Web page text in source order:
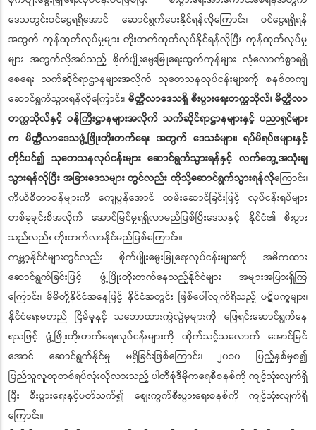
ဒေသတွင်းဝင်ငွေရရှိအောင် ဆောင်ရွက်ပေးနိုင်ရန်လိုကြောင်း၊ ဝင်ငွေရရှိရန်
အတွက် ကုန်ထုတ်လုပ်မှုများ တိုးတက်ထုတ်လုပ်နိုင်ရန်လိုပြီး ကုန်ထုတ်လုပ်မှု
များ အတွက်လိုအပ်သည့် စိုက်ပျိုးမွေးမြူရေးထွက်ကုန်များ လုံလောက်စွာရရှိ
စေရေး သက်ဆိုင်ရာဌာနများအလိုက် သုတေသနလုပ်ငန်းများကို စနစ်တကျ
ဆောင်ရွက်သွားရန်လိုကြောင်း၊ မိတ္ထီလာဒေသရှိ စီးပွားရေးတက္ကသိုလ်၊ မိတ္ထီလာ
တက္ကသိုလ်နှင့် ဝန်ကြီးဌာနများအလိုက် သက်ဆိုင်ရာဌာနများနှင့် ပညာရှင်များ
က မိတ္ထီလာဒေသဖွံ့ဖြိုးတိုးတက်ရေး အတွက် ဒေသခံများ၊ ရပ်မိရပ်ဖများနှင့်
တိုင်ပင်၍ သုတေသနလုပ်ငန်းများ ဆောင်ရွက်သွားရန်နှင့် လက်တွေ့အသုံးချ
သွားရန်လိုပြီး အခြားဒေသများ တွင်လည်း ထိုသို့ဆောင်ရွက်သွားရန်လိုကြောင်း၊
ကိုယ်စီတာဝန်များကို ကျေပွန်အောင် ထမ်းဆောင်ခြင်းဖြင့် လုပ်ငန်းရပ်များ
တစ်ခုချင်းစီအလိုက် အောင်မြင်မှုရရှိလာမည်ဖြစ်ပြီးဒေသနှင့် နိုင်ငံ၏ စီးပွား
သည်လည်း တိုးတက်လာနိုင်မည်ဖြစ်ကြောင်း။
ကမ္ဘာ့နိုင်ငံများတွင်လည်း စိုက်ပျိုးမွေးမြူရေးလုပ်ငန်းများကို အဓိကထား
ဆောင်ရွက်ခြင်းဖြင့် ဖွံ့ဖြိုးတိုးတက်နေသည့်နိုင်ငံများ အများအပြားရှိကြ
ကြောင်း၊ မိမိတို့နိုင်ငံအနေဖြင့် နိုင်ငံအတွင်း ဖြစ်ပေါ်လျက်ရှိသည့် ပဋိပက္ခများ၊
နိုင်ငံရေးမတည် ငြိမ်မှုနှင့် သဘောထားကွဲလွဲမှုများကို ဖြေရှင်းဆောင်ရွက်နေ
ရသဖြင့် ဖွံ့ဖြိုးတိုးတက်ရေးလုပ်ငန်းများကို ထိုက်သင့်သလောက် အောင်မြင်
အောင် ဆောင်ရွက်နိုင်မှု မရှိခြင်းဖြစ်ကြောင်း၊ ၂၀၁၀ ပြည့်နှစ်မှစ၍
ပြည်သူလူထုတစ်ရပ်လုံးလိုလားသည့် ပါတီစုံဒီမိုကရေစီစနစ်ကို ကျင့်သုံးလျက်ရှိ
ပြီး စီးပွားရေးနှင့်ပတ်သက်၍ ဈေးကွက်စီးပွားရေးစနစ်ကို ကျင့်သုံးလျက်ရှိ
ကြောင်း။